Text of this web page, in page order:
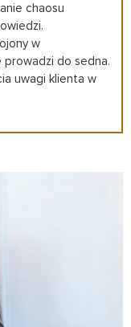
chaosu
w
prowadzi do sedna.
uwagi klienta w